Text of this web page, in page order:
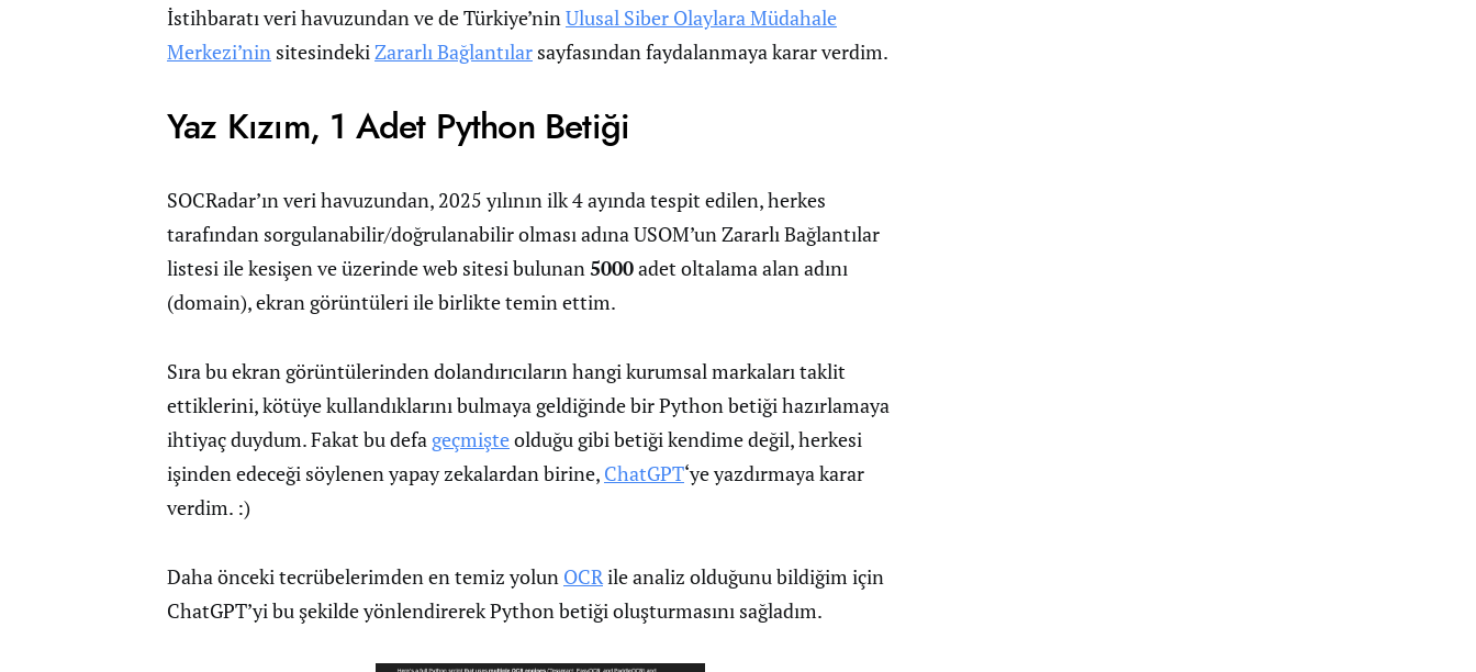
İstihbaratı veri havuzundan ve de Türkiye’nin Ulusal Siber Olaylara Müdahale
Merkezi’nin sitesindeki Zararlı Bağlantılar sayfasından faydalanmaya karar verdim.
Yaz Kızım, 1 Adet Python Betiği
SOCRadar’ın veri havuzundan, 2025 yılının ilk 4 ayında tespit edilen, herkes
tarafından sorgulanabilir/doğrulanabilir olması adına USOM’un Zararlı Bağlantılar
listesi ile kesişen ve üzerinde web sitesi bulunan 5000adet oltalama alan adını
(domain), ekran görüntüleri ile birlikte temin ettim.
Sıra bu ekran görüntülerinden dolandırıcıların hangi kurumsal markaları taklit
ettiklerini, kötüye kullandıklarını bulmaya geldiğinde bir Python betiği hazırlamaya
ihtiyaç duydum. Fakat bu defa geçmişteolduğu gibi betiği kendime değil, herkesi
işinden edeceği söylenen yapay zekalardan birine, ChatGPT‘ye yazdırmaya karar
verdim. :)
Daha önceki tecrübelerimden en temiz yolun OCR ile analiz olduğunu bildiğim için
ChatGPT’yi bu şekilde yönlendirerek Python betiği oluşturmasını sağladım.